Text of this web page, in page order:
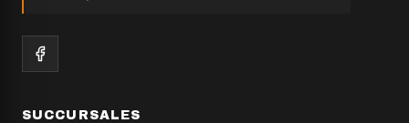
SUCCURSALES